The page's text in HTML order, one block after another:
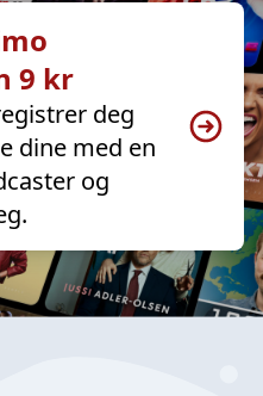
9 kr
deg
dine med en
og